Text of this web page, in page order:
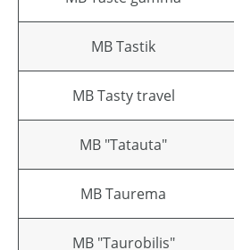
MB Tastik
MB Tasty travel
MB "Tatauta"
MB Taurema
MB "Taurobilis"